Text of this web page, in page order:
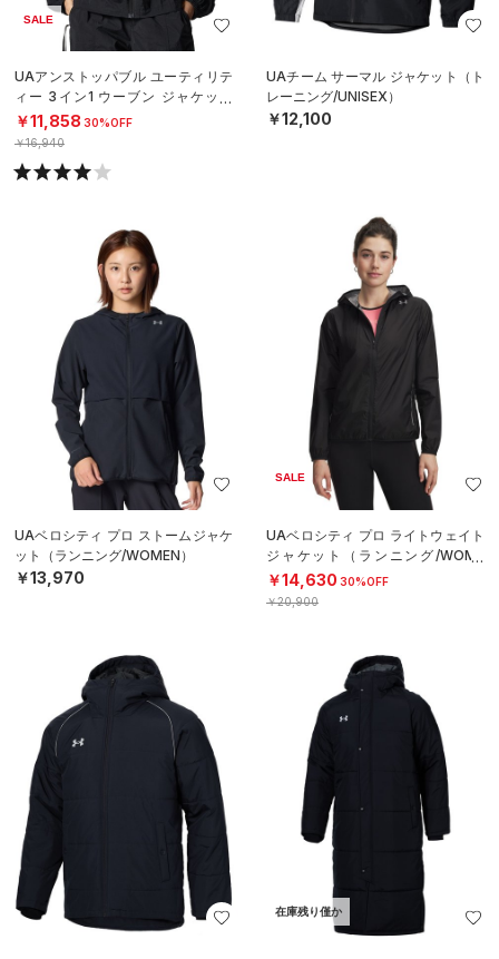
SALE
UAアンストッパブル ユーティリテ
ィー 3イン1 ウーブン ジャケット
（ライフスタイル/WOMEN）
￥11,858 30%OFF
￥16,940
UAチーム サーマル ジャケット（ト
レーニング/UNISEX）
￥12,100
UAベロシティ プロ ストームジャケ
ット（ランニング/WOMEN）
￥13,970
SALE
UAベロシティ プロ ライトウェイト
ジャケット（ランニング/WOME
N）
￥14,630 30%OFF
￥20,900
在庫残り僅か